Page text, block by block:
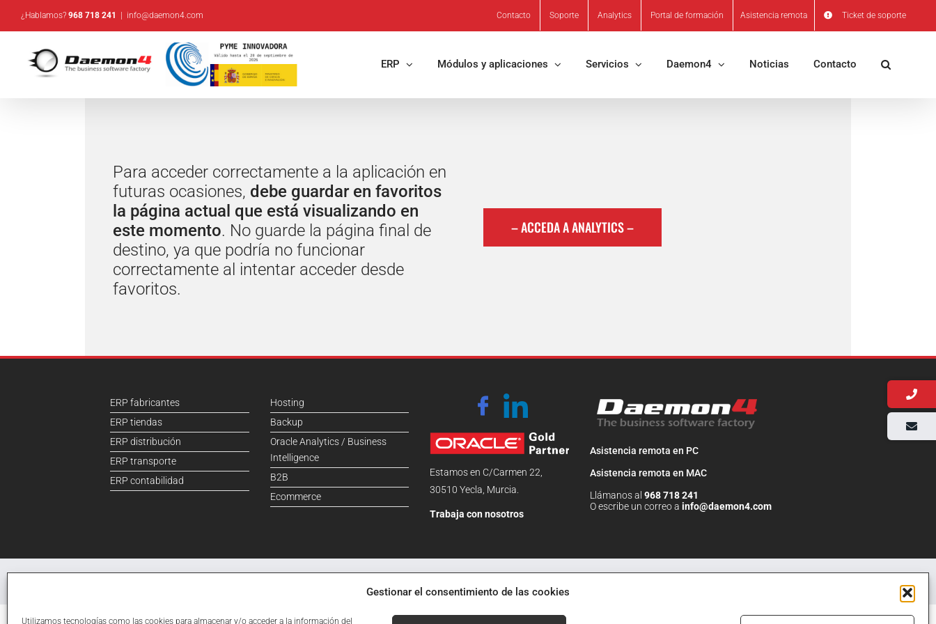
Gestionar el consentimiento de las cookies
Utilizamos tecnologías como las cookies para almacenar y/o acceder a la información del
Saltar
al
contenido
¿Hablamos? 968 718 241 info@daemon4.com Contacto Soporte Analytics Portal de formación Asistencia remota Ticket de soporte
ERP Módulos y aplicaciones Servicios Daemon4 Noticias Contacto
Para acceder correctamente a la aplicación en
futuras ocasiones, debe guardar en favoritos
la página actual que está visualizando en
este momento. No guarde la página final de
destino, ya que podría no funcionar
correctamente al intentar acceder desde
favoritos.
– ACCEDA A ANALYTICS –
ERP fabricantes
ERP tiendas
ERP distribución
ERP transporte
ERP contabilidad
Hosting
Backup
Oracle Analytics / Business
Intelligence
B2B
Ecommerce
Estamos en C/Carmen 22,
30510 Yecla, Murcia.
Trabaja con nosotros
Asistencia remota en PC
Asistencia remota en MAC
Llámanos al 968 718 241
O escribe un correo a info@daemon4.com